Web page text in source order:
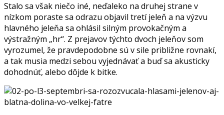
Stalo sa však niečo iné, neďaleko na druhej strane v
nízkom poraste sa odrazu objavil tretí jeleň a na výzvu
hlavného jeleňa sa ohlásil silným provokačným a
výstražným „hr“. Z prejavov týchto dvoch jeleňov som
vyrozumel, že pravdepodobne sú v sile približne rovnakí,
a tak musia medzi sebou vyjednávať a buď sa akusticky
dohodnúť, alebo dôjde k bitke.